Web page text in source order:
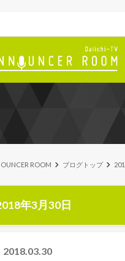
ROOM ブログトップ
年3月30日
2018.03.30